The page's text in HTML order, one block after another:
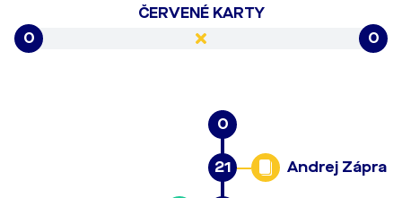
ČERVENÉ KARTY
0
0
0
21 Andrej